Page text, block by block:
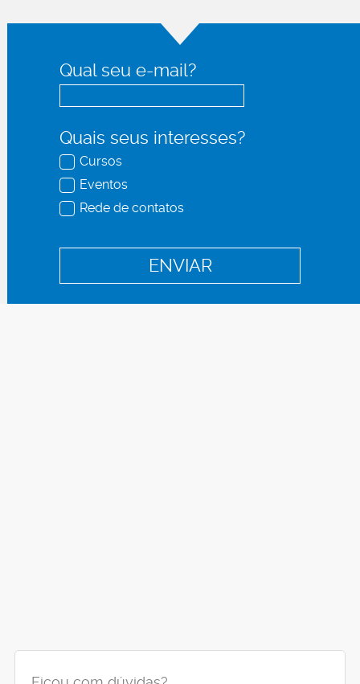
Qual seu e-mail?
Quais seus interesses?
Cursos
Eventos
Rede de contatos